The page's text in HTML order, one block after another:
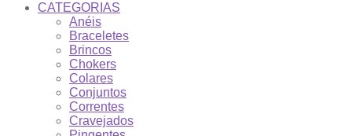
CATEGORIAS
Anéis
Braceletes
Brincos
Chokers
Colares
Conjuntos
Correntes
Cravejados